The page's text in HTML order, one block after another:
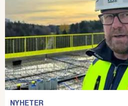
NYHETER